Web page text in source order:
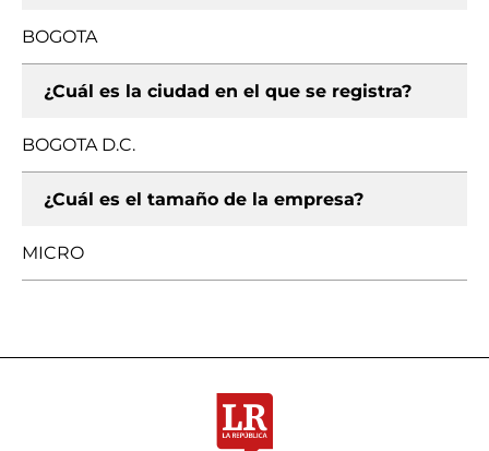
BOGOTA
¿Cuál es la ciudad en el que se registra?
BOGOTA D.C.
¿Cuál es el tamaño de la empresa?
MICRO